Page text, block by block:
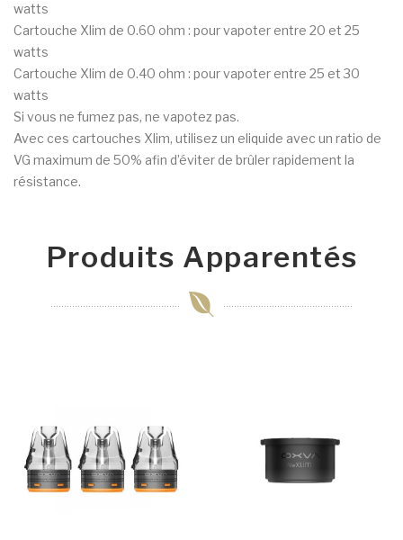
watts
Cartouche Xlim de 0.60 ohm : pour vapoter entre 20 et 25
watts
Cartouche Xlim de 0.40 ohm : pour vapoter entre 25 et 30
watts
Si vous ne fumez pas, ne vapotez pas.
Avec ces cartouches Xlim, utilisez un eliquide avec un ratio de
VG maximum de 50% afin d’éviter de brûler rapidement la
résistance.
Produits Apparentés